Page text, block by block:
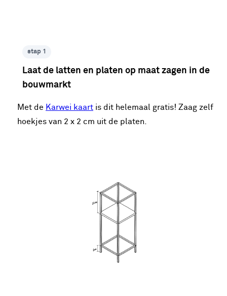
stap 1
Laat de latten en platen op maat zagen in de
bouwmarkt
Met de Karwei kaart is dit helemaal gratis! Zaag zelf
hoekjes van 2 x 2 cm uit de platen.